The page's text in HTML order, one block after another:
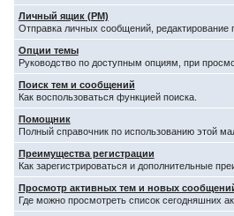
Личный ящик (PM)
Отправка личных сообщений,
Опции темы
Руководство по доступным опциям, при
Поиск тем и сообщений
Как воспользоваться функцией поиска.
Помощник
Полный справочник по использованию этой
Преимущества регистрации
Как зарегистрироваться и дополнительные
Просмотр активных тем и новых
Где можно просмотреть список сегодняшних